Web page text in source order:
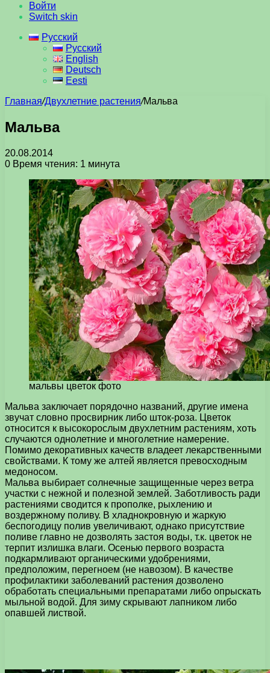
Войти
Switch skin
Русский
Русский
English
Deutsch
Eesti
Главная/Двухлетние растения/Мальва
Мальва
20.08.2014
0 Время чтения: 1 минута
мальвы цветок фото
Мальва заключает порядочно названий, другие имена
звучат словно просвирник либо шток-роза. Цветок
относится к высокорослым двухлетним растениям, хоть
случаются однолетние и многолетние намерение.
Помимо декоративных качеств владеет лекарственными
свойствами. К тому же алтей является превосходным
медоносом.
Мальва выбирает солнечные защищенные через ветра
участки с нежной и полезной землей. Заботливость ради
растениями сводится к прополке, рыхлению и
воздержному поливу. В хладнокровную и жаркую
беспогодицу полив увеличивают, однако присутствие
поливе главно не дозволять застоя воды, т.к. цветок не
терпит излишка влаги. Осенью первого возраста
подкармливают органическими удобрениями,
предположим, перегноем (не навозом). В качестве
профилактики заболеваний растения дозволено
обработать специальными препаратами либо опрыскать
мыльной водой. Для зиму скрывают лапником либо
опавшей листвой.